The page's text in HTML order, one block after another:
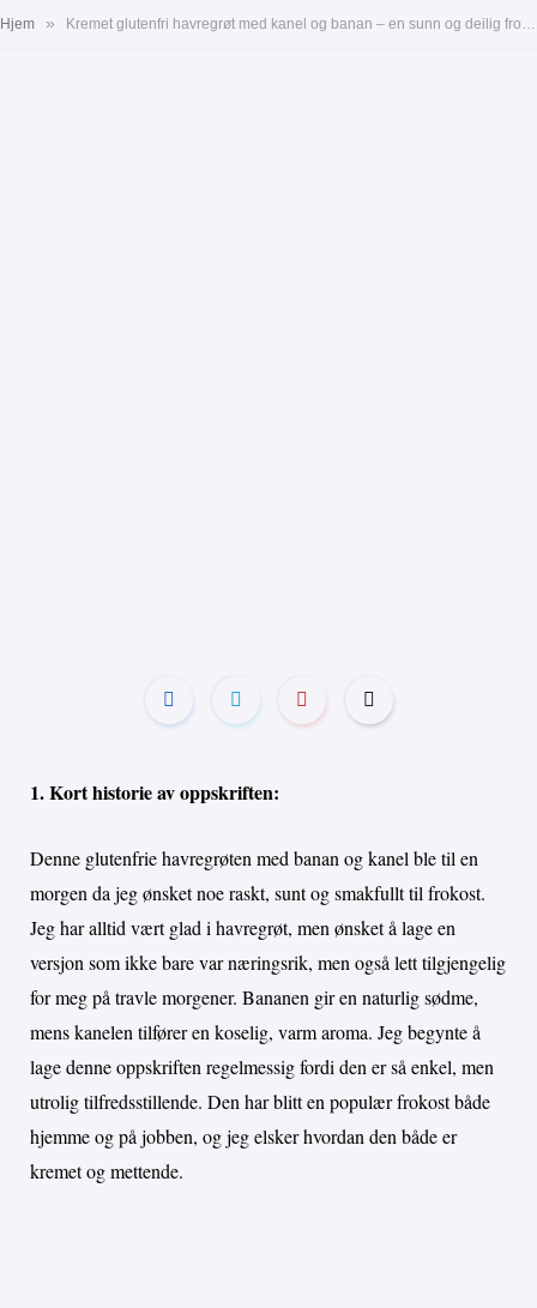
Hjem »
1. Kort historie av oppskriften:
Denne glutenfrie havregrøten med banan og kanel ble til en
morgen da jeg ønsket noe raskt, sunt og smakfullt til frokost.
Jeg har alltid vært glad i havregrøt, men ønsket å lage en
versjon som ikke bare var næringsrik, men også lett tilgjengelig
for meg på travle morgener. Bananen gir en naturlig sødme,
mens kanelen tilfører en koselig, varm aroma. Jeg begynte å
lage denne oppskriften regelmessig fordi den er så enkel, men
utrolig tilfredsstillende. Den har blitt en populær frokost både
hjemme og på jobben, og jeg elsker hvordan den både er
kremet og mettende.